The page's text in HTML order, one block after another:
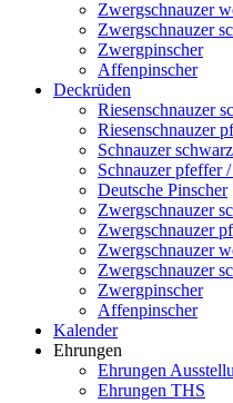
Zwergschnauzer
Zwergschnauzer
Zwergpinscher
Affenpinscher
Deckrüden
Riesenschnauzer
Riesenschnauzer
Schnauzer schwarz
Schnauzer pfeffer
Deutsche Pinscher
Zwergschnauzer
Zwergschnauzer
Zwergschnauzer
Zwergschnauzer
Zwergpinscher
Affenpinscher
Kalender
Ehrungen
Ehrungen
Ehrungen THS